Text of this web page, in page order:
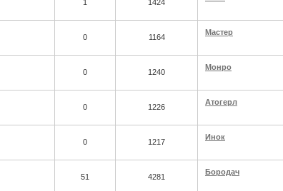
1 1424
0 1164
Мастер
0 1240
Монро
0 1226
Атогерл
0 1217
Инок
51 4281
Бородач